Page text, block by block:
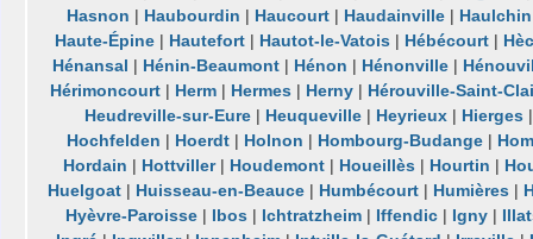
Hasnon | Haubourdin | Haucourt| Haudainville| Haulchin
Haute-Épine | Hautefort | Hautot-le-Vatois | Hébécourt |
Hénansal | Hénin-Beaumont| Hénon | Hénonville|
Hérimoncourt | Herm | Hermes | Herny | Hérouville-Saint-
Heudreville-sur-Eure| Heuqueville| Heyrieux| Hierges
Hochfelden | Hoerdt| Holnon | Hombourg-Budange|
Hordain | Hottviller| Houdemont | Houeillès | Hourtin |
Huelgoat | Huisseau-en-Beauce | Humbécourt | Humières |
Hyèvre-Paroisse | Ibos | Ichtratzheim | Iffendic | Igny |